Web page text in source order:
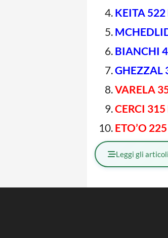
KEITA
BIANCHI
GHEZZAL
VARELA
CERCI
ETO’O
Leggi gli